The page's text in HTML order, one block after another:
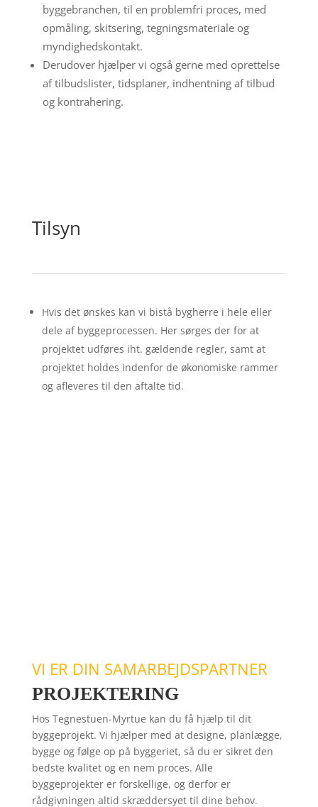
byggebranchen, til en problemfri proces, med
opmåling, skitsering, tegningsmateriale og
myndighedskontakt.
Derudover hjælper vi også gerne med oprettelse
af tilbudslister, tidsplaner, indhentning af tilbud
og kontrahering.
Tilsyn
Hvis det ønskes kan vi bistå bygherre i hele eller
dele af byggeprocessen. Her sørges der for at
projektet udføres iht. gældende regler, samt at
projektet holdes indenfor de økonomiske rammer
og afleveres til den aftalte tid.
VI ER DIN SAMARBEJDSPARTNER
PROJEKTERING
Hos Tegnestuen-Myrtue kan du få hjælp til dit
byggeprojekt. Vi hjælper med at designe, planlægge,
bygge og følge op på byggeriet, så du er sikret den
bedste kvalitet og en nem proces. Alle
byggeprojekter er forskellige, og derfor er
rådgivningen altid skræddersyet til dine behov.